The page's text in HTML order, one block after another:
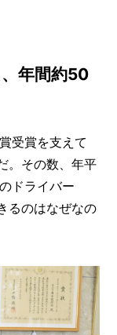
年間約50
受賞を支えて
。その数、年平
ドライバー
るのはなぜなの